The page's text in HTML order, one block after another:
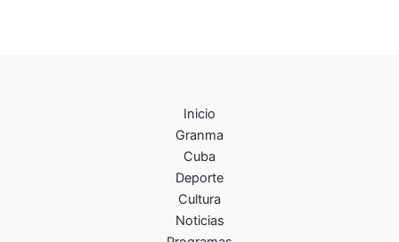
Inicio
Granma
Cuba
Deporte
Cultura
Noticias